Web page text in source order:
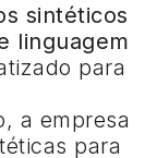
sintéticos
linguagem
para
a empresa
para